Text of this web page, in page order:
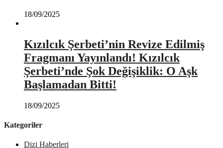
18/09/2025
Kızılcık Şerbeti’nin Revize Edilmiş
Fragmanı Yayınlandı! Kızılcık
Şerbeti’nde Şok Değişiklik: O Aşk
Başlamadan Bitti!
18/09/2025
Kategoriler
Dizi Haberleri